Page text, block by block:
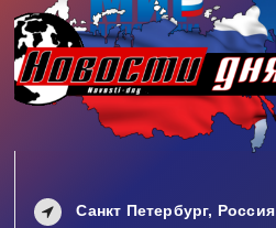
Санкт Петербург, Россия